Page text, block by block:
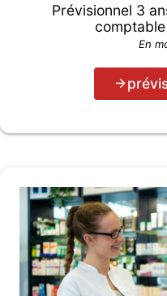
Prévisionnel 3
En